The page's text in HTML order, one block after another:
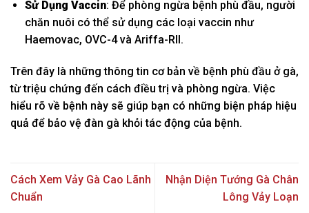
Sử Dụng Vaccin: Để phòng ngừa bệnh phù đầu, người
chăn nuôi có thể sử dụng các loại vaccin như
Haemovac, OVC-4 và Ariffa-RII.
Trên đây là những thông tin cơ bản về bệnh phù đầu ở gà,
từ triệu chứng đến cách điều trị và phòng ngừa. Việc
hiểu rõ về bệnh này sẽ giúp bạn có những biện pháp hiệu
quả để bảo vệ đàn gà khỏi tác động của bệnh.
Cách Xem Vảy Gà Cao Lãnh
Chuẩn
Nhận Diện Tướng Gà Chân
Lông Vảy Loạn